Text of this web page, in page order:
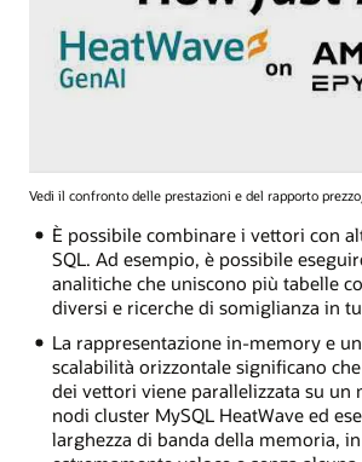
Vedi il confronto delle prestazioni e del rapporto
È possibile combinare i vettori con
SQL. Ad esempio, è possibile
analitiche che uniscono più tabelle
diversi e ricerche di somiglianza in
La rappresentazione in-memory e
scalabilità orizzontale significano
dei vettori viene parallelizzata su un
nodi cluster MySQL HeatWave ed
larghezza di banda della memoria,